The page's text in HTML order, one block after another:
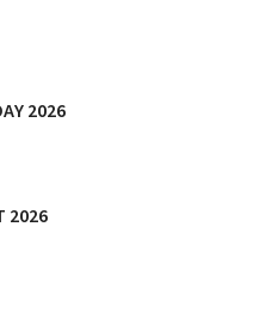
2026
2026